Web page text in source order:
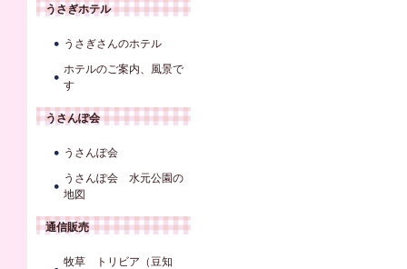
うさぎホテル
うさぎさんのホテル
ホテルのご案内、風景で
す
うさんぽ会
うさんぽ会
うさんぽ会 水元公園の
地図
通信販売
牧草 トリビア（豆知